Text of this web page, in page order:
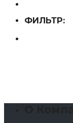
ФИЛЬТР: